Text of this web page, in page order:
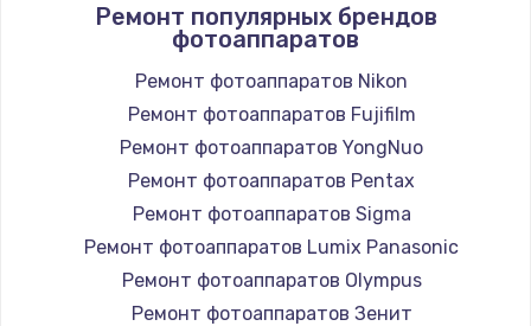
Ремонт популярных брендов
фотоаппаратов
Ремонт фотоаппаратов Nikon
Ремонт фотоаппаратов Fujifilm
Ремонт фотоаппаратов YongNuo
Ремонт фотоаппаратов Pentax
Ремонт фотоаппаратов Sigma
Ремонт фотоаппаратов Lumix Panasonic
Ремонт фотоаппаратов Olympus
Ремонт фотоаппаратов Зенит